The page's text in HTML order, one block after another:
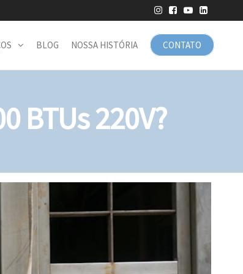
CONTATO
BLOG NOSSA HISTÓRIA
BTUs 220V?